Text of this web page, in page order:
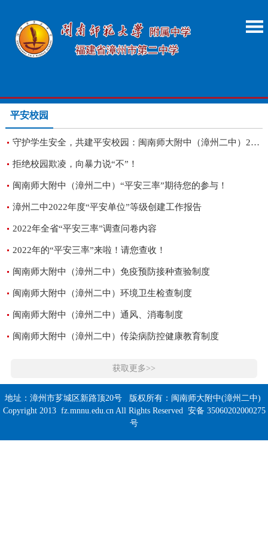
平安校园
守护学生安全，共建平安校园：闽南师大附中（漳州二中）2024年“平安三率”宣传活动
拒绝校园欺凌，向暴力说“不”！
闽南师大附中（漳州二中）“平安三率”期待您的参与！
漳州二中2022年度“平安单位”等级创建工作报告
2022年全省“平安三率”调查问卷内容
2022年的“平安三率”来啦！请您查收！
闽南师大附中（漳州二中）免疫预防接种查验制度
闽南师大附中（漳州二中）环境卫生检查制度
闽南师大附中（漳州二中）通风、消毒制度
闽南师大附中（漳州二中）传染病防控健康教育制度
获取更多>>
地址：漳州市芗城区新路顶20号 版权所有：闽南师大附中(漳州二中)
Copyright 2013 fz.mnnu.edu.cn All Rights Reserved 安备 35060202000275
号